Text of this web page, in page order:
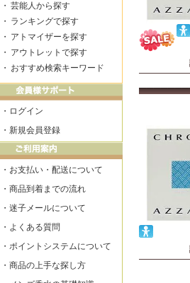
・ 芸能人から探す
・ ランキングで探す
・ アトマイザーを探す
・ アウトレットで探す
・ おすすめ検索キーワード
・ ログイン
・ 新規会員登録
・ お支払い・配送について
・ 商品到着までの流れ
・ 迷子メールについて
・ よくある質問
・ ポイントシステムについて
・ 商品の上手な探し方